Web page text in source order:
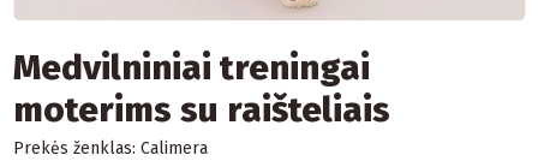
Medvilniniai treningai
moterims su raišteliais
Prekės ženklas: Calimera